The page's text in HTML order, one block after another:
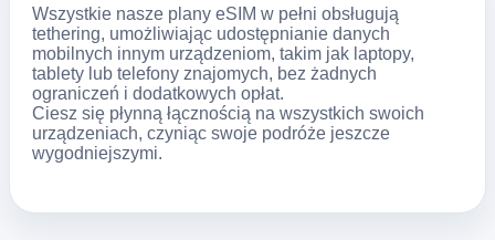
Wszystkie nasze plany eSIM w pełni obsługują
tethering, umożliwiając udostępnianie danych
mobilnych innym urządzeniom, takim jak laptopy,
tablety lub telefony znajomych, bez żadnych
ograniczeń i dodatkowych opłat.
Ciesz się płynną łącznością na wszystkich swoich
urządzeniach, czyniąc swoje podróże jeszcze
wygodniejszymi.